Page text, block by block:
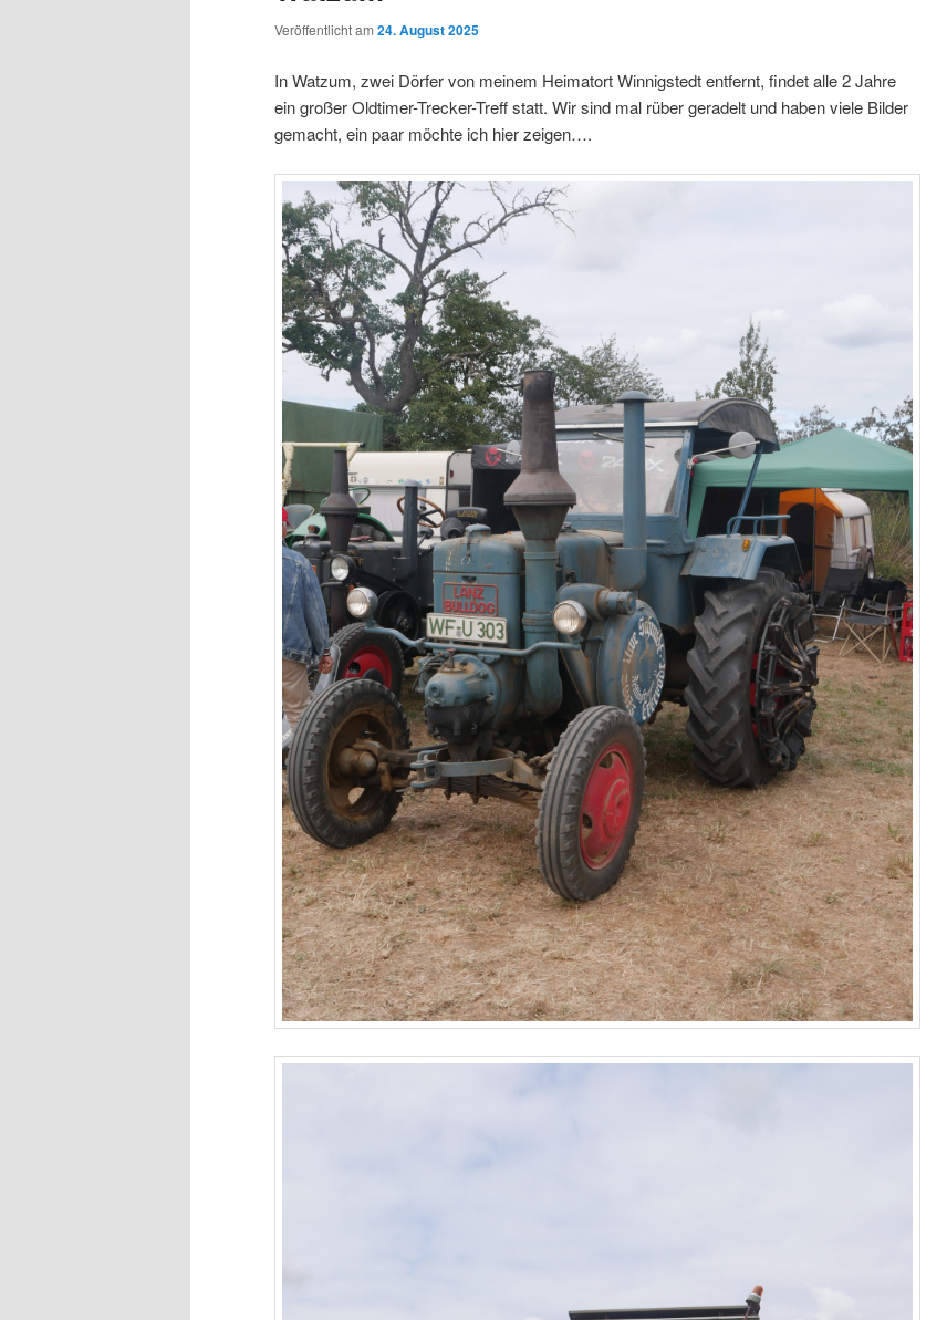
Veröffentlicht am 24. August 2025
In Watzum, zwei Dörfer von meinem Heimatort Winnigstedt entfernt, findet alle 2 Jahre
ein großer Oldtimer-Trecker-Treff statt. Wir sind mal rüber geradelt und haben viele Bilder
gemacht, ein paar möchte ich hier zeigen….